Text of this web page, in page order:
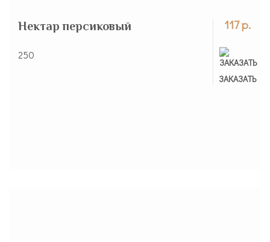
117 р.
ЗАКАЗАТЬ
ЗАКАЗАНО
Нектар персиковый
250